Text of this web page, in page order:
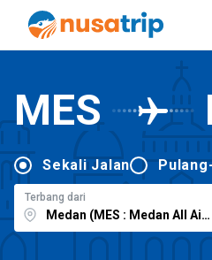
MES
Sekali Jalan
Terbang dari